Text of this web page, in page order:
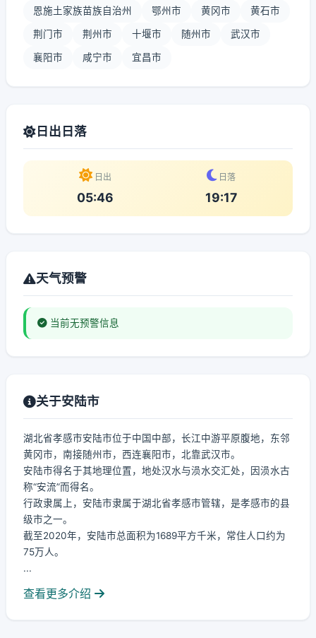
恩施土家族苗族自治州 鄂州市 黄冈市 黄石市
荆门市 荆州市 十堰市 随州市 武汉市
襄阳市 咸宁市 宜昌市
日出日落
日出
05:46
日落
19:17
天气预警
当前无预警信息
关于安陆市
湖北省孝感市安陆市位于中国中部，长江中游平原腹地，东邻
黄冈市，南接随州市，西连襄阳市，北靠武汉市。
安陆市得名于其地理位置，地处汉水与涢水交汇处，因涢水古
称“安流”而得名。
行政隶属上，安陆市隶属于湖北省孝感市管辖，是孝感市的县
级市之一。
截至2020年，安陆市总面积为1689平方千米，常住人口约为
75万人。
...
查看更多介绍